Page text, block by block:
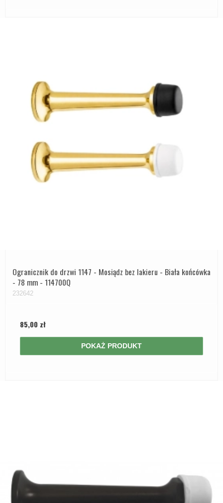
Ogranicznik do drzwi 1147 - Mosiądz bez lakieru - Biała końcówka
- 78 mm - 114700Q
232642
85,00 zł
POKAŻ PRODUKT